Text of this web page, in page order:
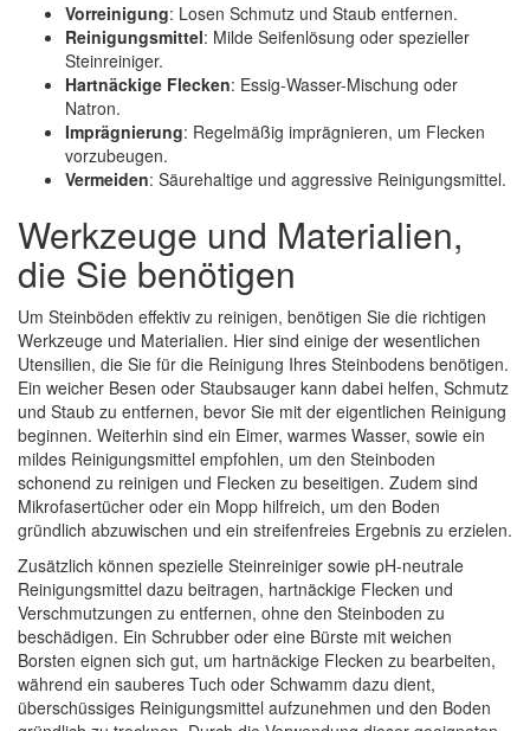
Vorreinigung: Losen Schmutz und Staub entfernen.
Reinigungsmittel: Milde Seifenlösung oder spezieller
Steinreiniger.
Hartnäckige Flecken: Essig-Wasser-Mischung oder
Natron.
Imprägnierung: Regelmäßig imprägnieren, um Flecken
vorzubeugen.
Vermeiden: Säurehaltige und aggressive Reinigungsmittel.
Werkzeuge und Materialien,
die Sie benötigen
Um Steinböden effektiv zu reinigen, benötigen Sie die richtigen
Werkzeuge und Materialien. Hier sind einige der wesentlichen
Utensilien, die Sie für die Reinigung Ihres Steinbodens benötigen.
Ein weicher Besen oder Staubsauger kann dabei helfen, Schmutz
und Staub zu entfernen, bevor Sie mit der eigentlichen Reinigung
beginnen. Weiterhin sind ein Eimer, warmes Wasser, sowie ein
mildes Reinigungsmittel empfohlen, um den Steinboden
schonend zu reinigen und Flecken zu beseitigen. Zudem sind
Mikrofasertücher oder ein Mopp hilfreich, um den Boden
gründlich abzuwischen und ein streifenfreies Ergebnis zu erzielen.
Zusätzlich können spezielle Steinreiniger sowie pH-neutrale
Reinigungsmittel dazu beitragen, hartnäckige Flecken und
Verschmutzungen zu entfernen, ohne den Steinboden zu
beschädigen. Ein Schrubber oder eine Bürste mit weichen
Borsten eignen sich gut, um hartnäckige Flecken zu bearbeiten,
während ein sauberes Tuch oder Schwamm dazu dient,
überschüssiges Reinigungsmittel aufzunehmen und den Boden